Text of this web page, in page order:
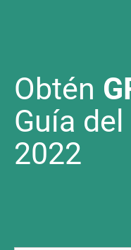
Obtén
Guía
2022